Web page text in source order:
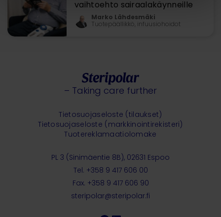
vaihtoehto sairaalakäynneille
Marko Lähdesmäki
Tuotepäällikkö, infuusiohoidot
– Taking care further
PL 3 (Sinimäentie 8B), 02631 Espoo
Tel. +358 9 417 606 00
Fax. +358 9 417 606 90
steripolar@steripolar.fi
Tietosuojaseloste (tilaukset)
Tietosuojaseloste (markkinointirekisteri)
Tuotereklamaatiolomake